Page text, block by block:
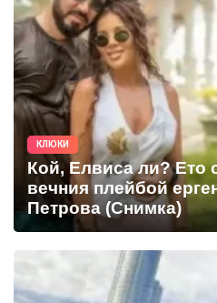
КЛЮКИ
Кой, Елвиса ли? Ето
вечния плейбой
Петрова (Снимка)